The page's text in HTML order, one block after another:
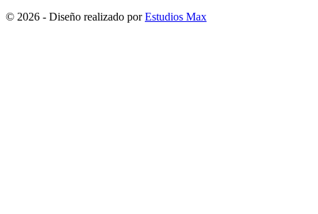
© 2026 - Diseño realizado porEstudios Max